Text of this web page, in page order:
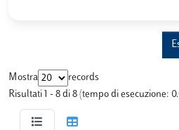
Mostra
records
Risultati 1 - 8 di 8 (tempo di esecuzione: